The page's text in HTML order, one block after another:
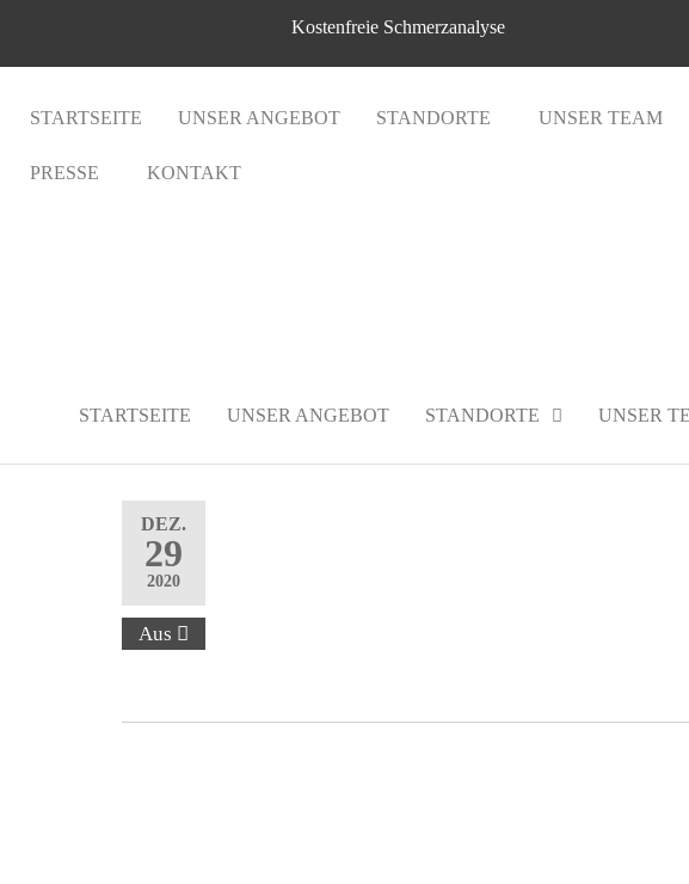
Kostenfreie Schmerzanalyse
STARTSEITE UNSER ANGEBOT STANDORTE UNSER TEAM
PRESSE KONTAKT
Provita
STARTSEITE UNSER ANGEBOT STANDORTE UNSER
DEZ.
29
2020
Aus